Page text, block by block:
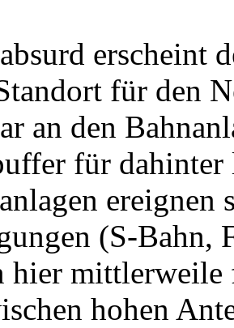
erscheint
für den
an den
für
(S-Bahn,
hier mittlerweile
hohen